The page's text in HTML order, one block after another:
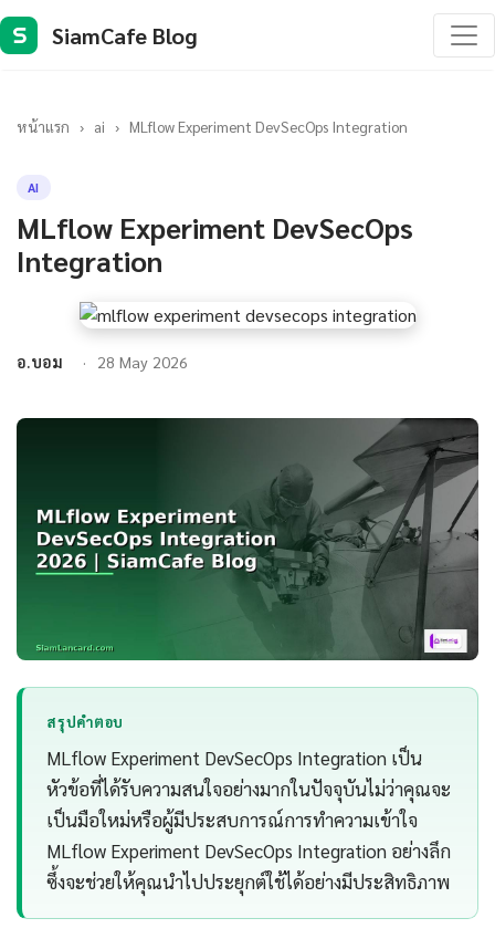
S SiamCafe Blog
หน้าแรก › ai › MLflow Experiment DevSecOps Integration
AI
MLflow Experiment DevSecOps
Integration
อ.บอม 28 May 2026
สรุปคำตอบ
MLflow Experiment DevSecOps Integration เป็น
หัวข้อที่ได้รับความสนใจอย่างมากในปัจจุบันไม่ว่าคุณจะ
เป็นมือใหม่หรือผู้มีประสบการณ์การทำความเข้าใจ
MLflow Experiment DevSecOps Integration อย่างลึก
ซึ้งจะช่วยให้คุณนำไปประยุกต์ใช้ได้อย่างมีประสิทธิภาพ